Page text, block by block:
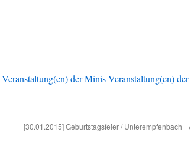
Veranstaltung(en) der MinisVeranstaltung(en) der
[30.01.2015] Geburtstagsfeier / Unterempfenbach →